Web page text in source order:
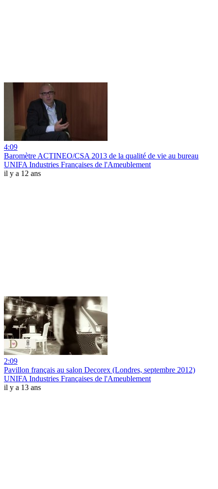
4:09
Baromètre ACTINEO/CSA 2013 de la qualité de vie au bureau
UNIFA Industries Françaises de l'Ameublement
il y a 12 ans
2:09
Pavillon français au salon Decorex (Londres, septembre 2012)
UNIFA Industries Françaises de l'Ameublement
il y a 13 ans